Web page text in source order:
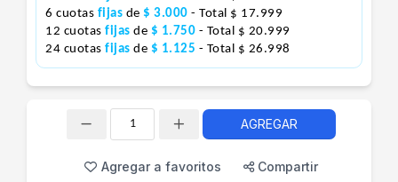
6 cuotas fijas de $ 3.000 - Total $ 17.999
12 cuotas fijas de $ 1.750 - Total $ 20.999
24 cuotas fijas de $ 1.125 - Total $ 26.998
AGREGAR
Agregar a favoritos Compartir